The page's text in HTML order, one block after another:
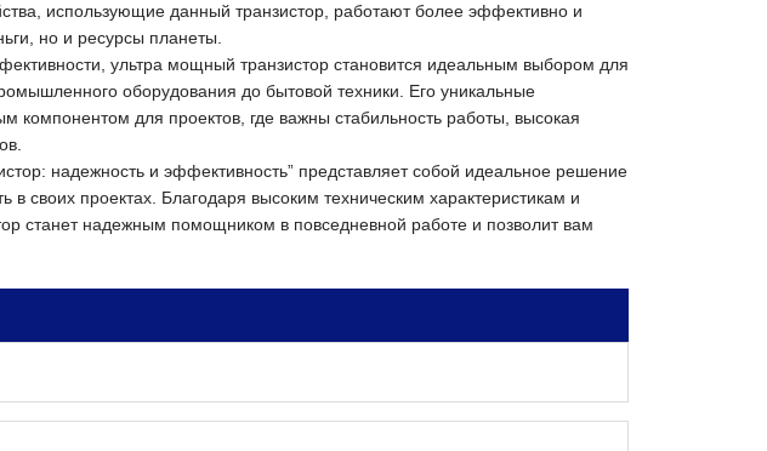
использующие данный транзистор, работают более эффективно и
но и ресурсы планеты.
ультра мощный транзистор становится идеальным выбором для
оборудования до бытовой техники. Его уникальные
компонентом для проектов, где важны стабильность работы, высокая
надежность и эффективность” представляет собой идеальное решение
в своих проектах. Благодаря высоким техническим характеристикам и
станет надежным помощником в повседневной работе и позволит вам